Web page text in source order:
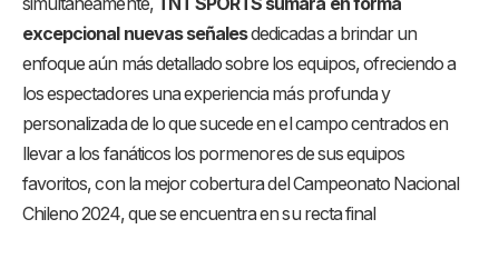
excepcional nuevas señalesdedicadas a brindar un
enfoque aún más detallado sobre los equipos, ofreciendo a
los espectadores una experiencia más profunda y
personalizada de lo que sucede en el campo centrados en
llevar a los fanáticos los pormenores de sus equipos
favoritos, con la mejor cobertura del Campeonato Nacional
Chileno 2024, que se encuentra en su recta final